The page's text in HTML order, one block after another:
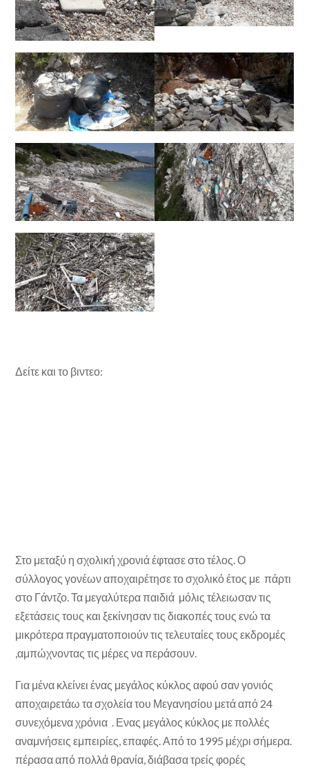
Δείτε και το βιντεο:
Στο μεταξύ η σχολική χρονιά έφτασε στο τέλος. Ο
σύλλογος γονέων αποχαιρέτησε το σχολικό έτος με πάρτι
στο Γάντζο. Τα μεγαλύτερα παιδιά μόλις τέλειωσαν τις
εξετάσεις τους και ξεκίνησαν τις διακοπές τους ενώ τα
μικρότερα πραγματοποιούν τις τελευταίες τους εκδρομές
,αμπώχνοντας τις μέρες να περάσουν.
Για μένα κλείνει ένας μεγάλος κύκλος αφού σαν γονιός
αποχαιρετάω τα σχολεία του Μεγανησίου μετά από 24
συνεχόμενα χρόνια . Ενας μεγάλος κύκλος με πολλές
αναμνήσεις εμπειρίες, επαφές. Από το 1995 μέχρι σήμερα.
πέρασα από πολλά θρανία, διάβασα τρείς φορές